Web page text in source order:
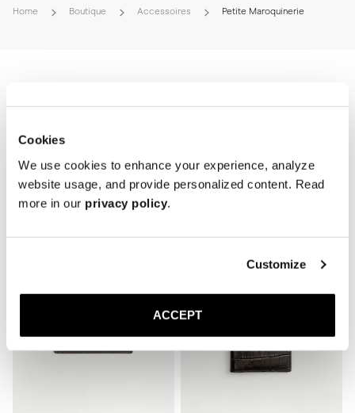
Cookies
We use cookies to enhance your experience, analyze
website usage, and provide personalized content. Read
more in our privacy policy.
Customize
ACCEPT
* Tranches peintes à la main
Home Boutique Accessoires Petite Maroquinerie
Related Products